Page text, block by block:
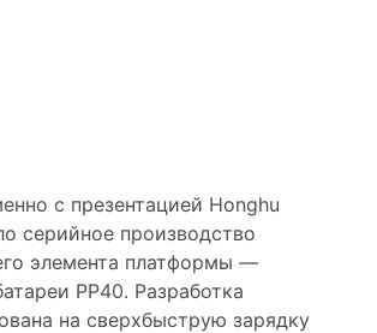
с презентацией Honghu
серийное производство
элемента платформы —
PP40. Разработка
на сверхбыструю зарядку